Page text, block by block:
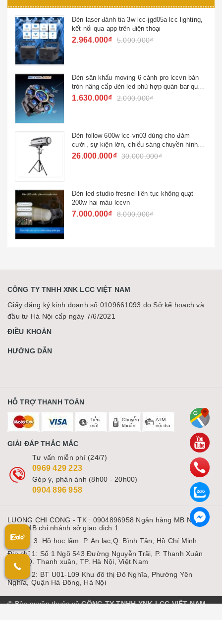
Đèn beam 295w viền led lcc-b295v ( power
450w )
4.950.000₫ 5.500.000₫
Đèn nấm hoa văn laser quán bar nhà hàng
1.700.000₫
Đèn beam chùm hoa văn led lccvn 180w
3.880.000₫ 4.500.000₫
Đèn beam hoa văn night lf 120 hộp đêm đám
cưới
4.563.000₫ 5.500.000₫
CÔNG TY TNHH XNK LCC VIỆT NAM
Giấy đăng ký kinh doanh số 0109661093 do Sở kế hoạch và
đầu tư Hà Nội cấp ngày 7/6/2021
ĐIỀU KHOẢN
HƯỚNG DẪN
HỖ TRỢ THANH TOÁN
GIẢI ĐÁP THẮC MẮC
Tư vấn miễn phí (24/7)
0969 429 223
Góp ý, phản ánh (8h00 - 20h00)
0904 896 958
LUONG CHI CONG - TK : 0904896958 Ngân hàng MB Ngân
hàng MB chi nhánh sở giao dịch 1
Địa chỉ: 3: Hồ học lãm. P. An lạc,Q. Bình Tân, Hồ Chí Minh
Địa chỉ 1: Số 1 Ngõ 543 Đường Nguyễn Trãi, P. Thanh Xuân
Nam, Q. Thanh xuân, TP. Hà Nội, Việt Nam
Địa chỉ 2: BT U01-L09 Khu đô thị Đô Nghĩa, Phường Yên
Nghĩa, Quận Hà Đông, Hà Nội
© Bản quyền thuộc vềCÔNG TY TNHH XNK LCC VIỆT NAM